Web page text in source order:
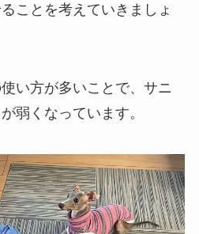
ことを考えていきましょ
い方が多いことで、サニ
弱くなっています。